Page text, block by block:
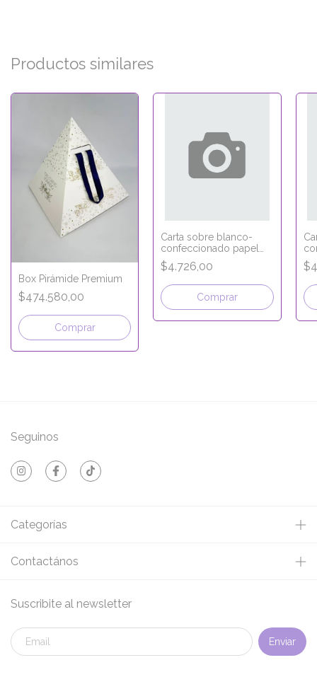
Productos similares
Box Pirámide Premium
$474.580,00
Comprar
Carta sobre blanco-
confeccionado papel
obra 16x11,5
$4.726,00
Comprar
Seguinos
Categorías
Contactános
Suscribite al newsletter